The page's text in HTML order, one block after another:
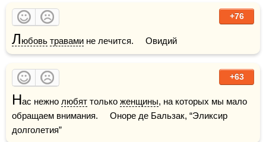
+76
Любовь травами не лечится.     Овидий
+63
Нас нежно любят только женщины, на которых мы мало
обращаем внимания.     Оноре де Бальзак, “Эликсир
долголетия”